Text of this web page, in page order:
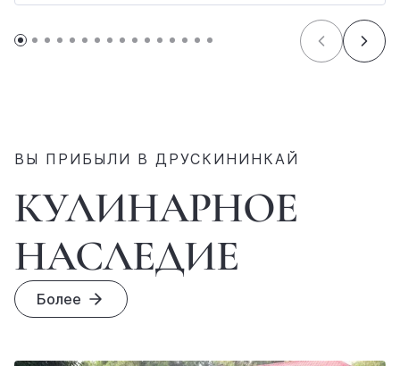
ВЫ ПРИБЫЛИ В ДРУСКИНИНКАЙ
КУЛИНАРНОЕ
НАСЛЕДИЕ
Более